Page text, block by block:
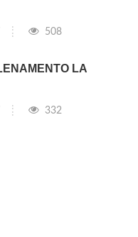
508
LA
332